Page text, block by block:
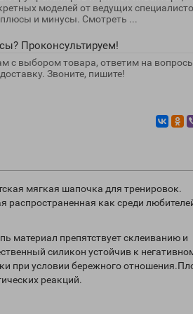
моделей от ведущих
и минусы. Смотреть ...
Проконсультируем!
с выбором товара, ответим на
Звоните, пишите!
мягкая шапочка для тренировок.
как среди
материал препятствует склеиванию и
силикон устойчив к
при условии бережного
реакций.